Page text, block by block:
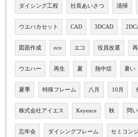
ダイシング工程 社長あいさつ 清掃
ウエハカセット CAD 3DCAD
図面作成 eco エコ 役員改選
ウエハー 再生 夏 熱中症 暑い
夏季 特殊フレーム 八月 10月
株式会社アイエス Keyence 秋 問
忘年会 ダイシングフレーム セミコン